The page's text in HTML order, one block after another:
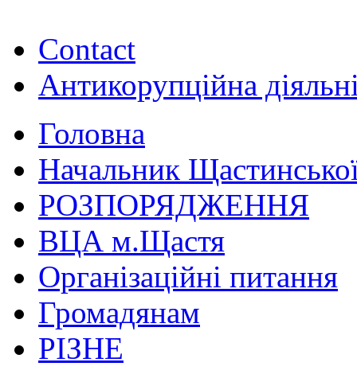
Contact
Антикорупційна
Головна
Начальник
РОЗПОРЯДЖЕННЯ
ВЦА м.Щастя
Організаційні питання
Громадянам
РІЗНЕ